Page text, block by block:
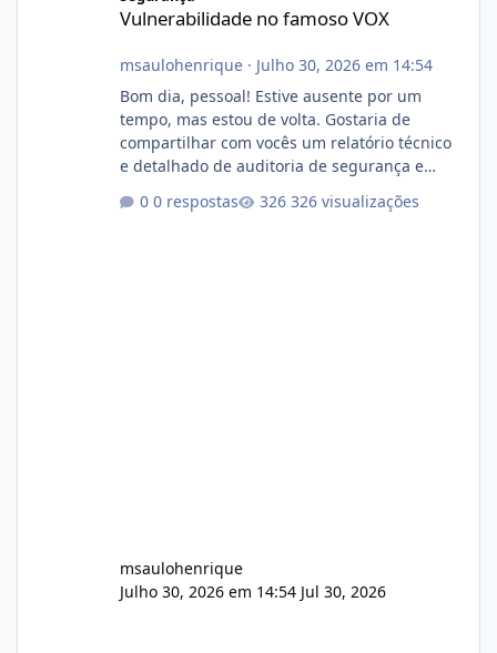
Vulnerabilidade no famoso VOX
msaulohenrique· Julho 30, 2026 em 14:54
Bom dia, pessoal! Estive ausente por um
tempo, mas estou de volta. Gostaria de
compartilhar com vocês um relatório técnico
e detalhado de auditoria de segurança e
atualmente em circulação e comercialização
0 respostas 326 visualizações
msaulohenrique
Julho 30, 2026 em 14:54 Jul 30, 2026